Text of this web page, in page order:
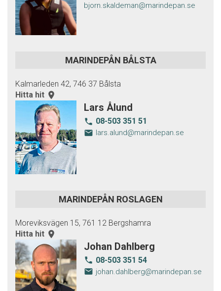
bjorn.skaldeman@marindepan.se
MARINDEPÅN BÅLSTA
Kalmarleden 42, 746 37 Bålsta
Hitta hit room
Lars Ålund
local_phone 08-503 351 51
email lars.alund@marindepan.se
MARINDEPÅN ROSLAGEN
Moreviksvägen 15, 761 12 Bergshamra
Hitta hit room
Johan Dahlberg
local_phone 08-503 351 54
email johan.dahlberg@marindepan.se